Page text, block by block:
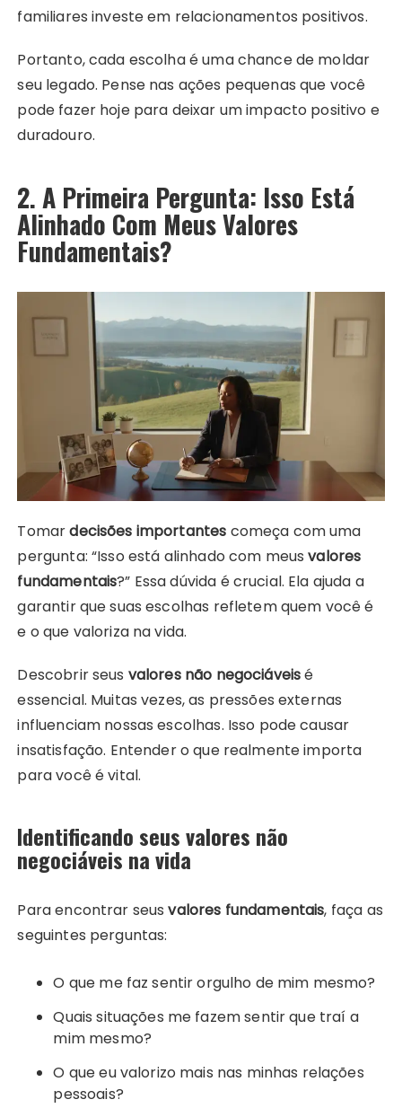
familiares investe em relacionamentos positivos.
Portanto, cada escolha é uma chance de moldar
seu legado. Pense nas ações pequenas que você
pode fazer hoje para deixar um impacto positivo e
duradouro.
2. A Primeira Pergunta: Isso Está
Alinhado Com Meus Valores
Fundamentais?
Tomardecisões importantes começa com uma
pergunta: “Isso está alinhado com meusvalores
fundamentais?” Essa dúvida é crucial. Ela ajuda a
garantir que suas escolhas refletem quem você é
e o que valoriza na vida.
Descobrir seus valores não negociáveisé
essencial. Muitas vezes, as pressões externas
influenciam nossas escolhas. Isso pode causar
insatisfação. Entender o que realmente importa
para você é vital.
Identificando seus valores não
negociáveis na vida
Para encontrar seusvalores fundamentais, faça as
seguintes perguntas:
O que me faz sentir orgulho de mim mesmo?
Quais situações me fazem sentir que traí a
mim mesmo?
O que eu valorizo mais nas minhas relações
pessoais?